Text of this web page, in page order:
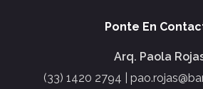
Ponte En
Arq. Paola
(33) 1420 2794 |